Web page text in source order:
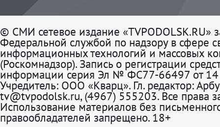
© СМИ сетевое издание «TVPODOLSK.RU»
Федеральной службой по надзору в сфере
информационных технологий и массовых
(Роскомнадзор). Запись о регистрации
информации серия Эл № ФС77-66497 от 14
Учредитель: ООО «Кварц». Гл. редактор:
tv@tvpodolsk.ru, (4967) 555203. Все права
Использование материалов без
правообладателей запрещено. 18+